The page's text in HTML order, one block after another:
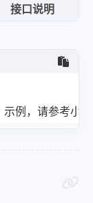
\/
\/
接口说明
例，请参考小